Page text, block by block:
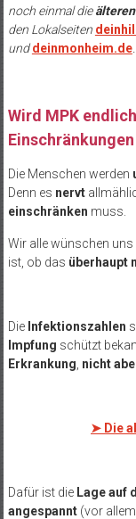
noch einmal die
den Lokalseiten
unddeinmonheim.de.
Wird MPK
Die Menschen werden
Denn es nervt
einschränken muss.
Wir alle wünschen uns
ist, ob das überhaupt
Die Infektionszahlen
Impfung schützt
Erkrankung nicht
➤ Die
Dafür ist die Lage auf
angespannt(vor